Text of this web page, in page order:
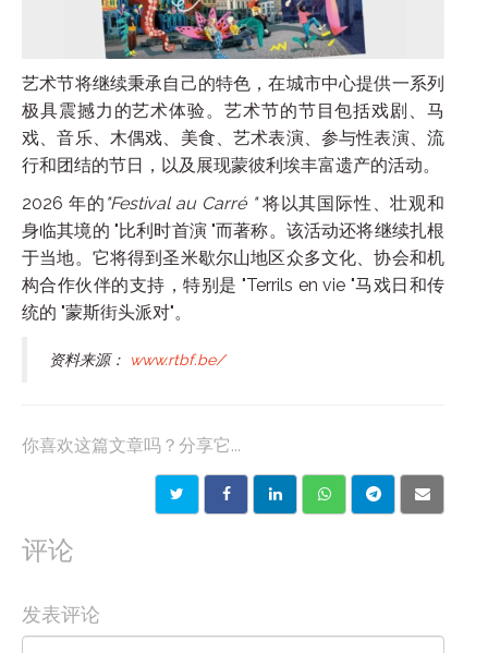
艺术节将继续秉承自己的特色，在城市中心提供一系列
极具震撼力的艺术体验。艺术节的节目包括戏剧、马
戏、音乐、木偶戏、美食、艺术表演、参与性表演、流
行和团结的节日，以及展现蒙彼利埃丰富遗产的活动。
2026 年的 "Festival au Carré "将以其国际性、壮观和
身临其境的 "比利时首演 "而著称。该活动还将继续扎根
于当地。它将得到圣米歇尔山地区众多文化、协会和机
构合作伙伴的支持，特别是 "Terrils en vie "马戏日和传
统的 "蒙斯街头派对"。
资料来源： www.rtbf.be/
你喜欢这篇文章吗？分享它...
评论
发表评论